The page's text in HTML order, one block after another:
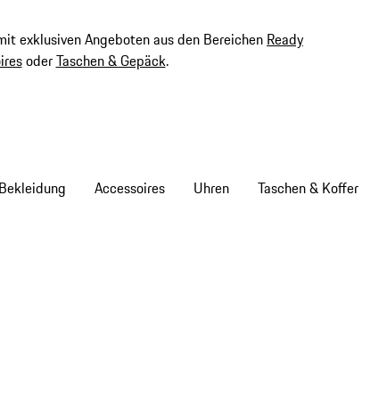
exklusiven Angeboten aus den Bereichen Ready
oderTaschen & Gepäck.
Bekleidung Accessoires Uhren Taschen & Koffer